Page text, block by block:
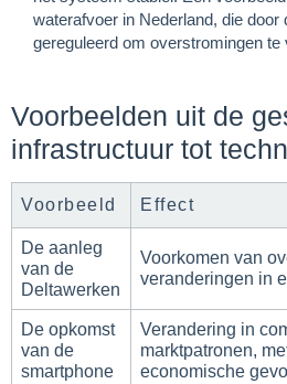
waterafvoer in Nederland, die door
gereguleerd om overstromingen te
Voorbeelden uit de
infrastructuur tot
Voorbeeld Effect
De aanleg
van de
Deltawerken
Voorkomen van
veranderingen in
De opkomst
van de
smartphone
Verandering in
marktpatronen,
economische